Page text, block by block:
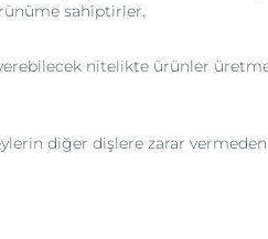
sahiptirler.
nitelikte ürünler
diğer dişlere zarar